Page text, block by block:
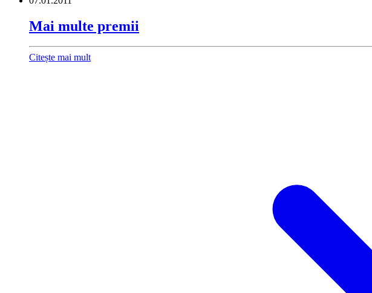
Mai multe premii
Citește mai mult